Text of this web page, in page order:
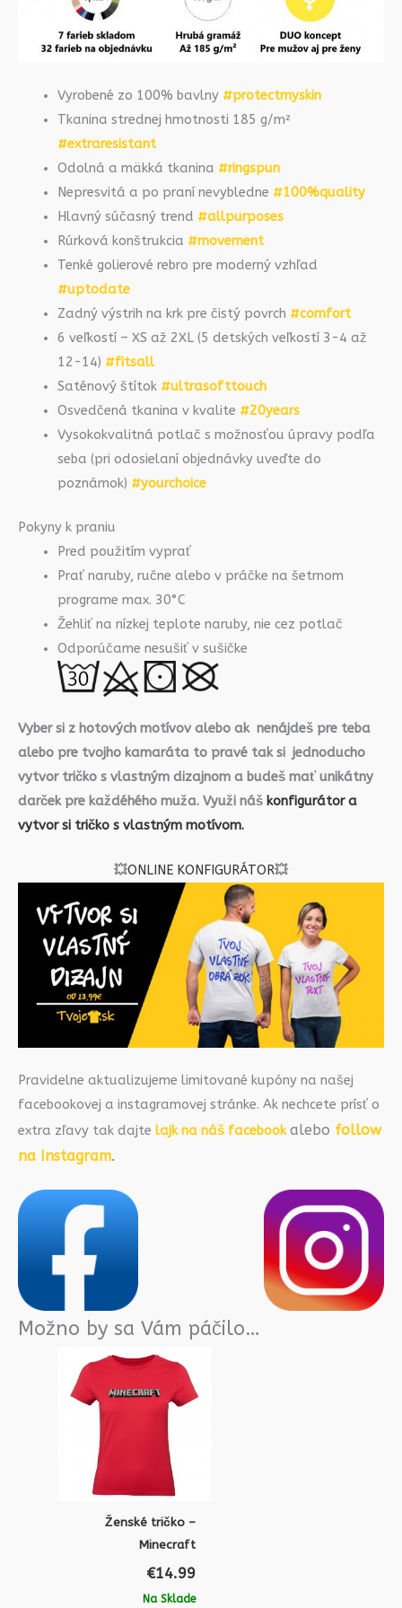
Vyrobené zo 100% bavlny #protectmyskin
Tkanina strednej hmotnosti 185 g/m²
#extraresistant
Odolná a mäkká tkanina #ringspun
Nepresvitá a po praní nevybledne #100%quality
Hlavný súčasný trend #allpurposes
Rúrková konštrukcia #movement
Tenké golierové rebro pre moderný vzhľad
#uptodate
Zadný výstrih na krk pre čistý povrch #comfort
6 veľkostí – XS až 2XL (5 detských veľkostí 3-4 až
12-14) #fitsall
Saténový štítok #ultrasofttouch
Osvedčená tkanina v kvalite #20years
Vysokokvalitná potlač s možnosťou úpravy podľa
seba (pri odosielaní objednávky uveďte do
poznámok) #yourchoice
Pokyny k praniu
Pred použitím vyprať
Prať naruby, ručne alebo v práčke na šetrnom
programe max. 30°C
Žehliť na nízkej teplote naruby, nie cez potlač
Odporúčame nesušiť v sušičke
Vyber si z hotových motívov alebo ak nenájdeš pre teba
alebo pre tvojho kamaráta to pravé tak si jednoducho
vytvor tričko s vlastným dizajnom a budeš mať unikátny
darček pre každéhého muža. Využi náš konfigurátor a
vytvor si tričko s vlastným motívom.
💥ONLINE KONFIGURÁTOR💥
Pravidelne aktualizujeme limitované kupóny na našej
facebookovej a instagramovej stránke. Ak nechcete prísť o
extra zľavy tak dajte lajk na náš facebookalebo follow
na Instagram.
Možno by sa Vám páčilo…
Ženské tričko –
Minecraft
€14.99
Na Sklade